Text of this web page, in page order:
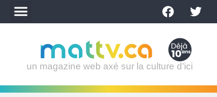
un magazine web axé sur la culture d’ici